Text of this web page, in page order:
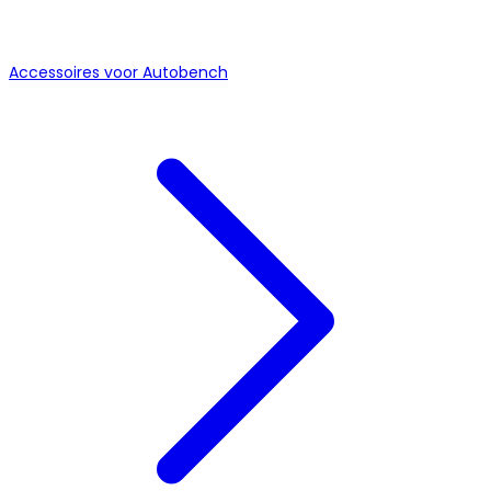
Accessoires voor Autobench